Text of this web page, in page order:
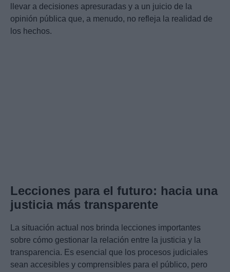
llevar a decisiones apresuradas y a un juicio de la
opinión pública que, a menudo, no refleja la realidad de
los hechos.
Lecciones para el futuro: hacia una
justicia más transparente
La situación actual nos brinda lecciones importantes
sobre cómo gestionar la relación entre la justicia y la
transparencia. Es esencial que los procesos judiciales
sean accesibles y comprensibles para el público, pero